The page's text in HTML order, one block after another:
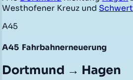
Westhofener Kreuz und
A45
A45 Fahrbahnerneuerung
Dortmund → Hagen